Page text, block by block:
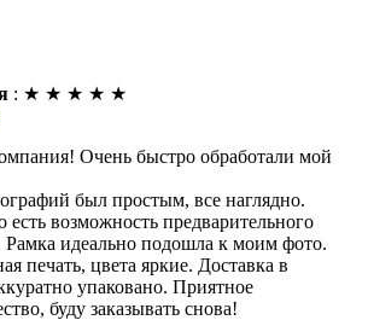
: ★ ★ ★ ★ ★
Очень быстро обработали мой
был простым, все наглядно.
есть возможность предварительного
Рамка идеально подошла к моим фото.
печать, цвета яркие. Доставка в
упаковано. Приятное
буду заказывать снова!